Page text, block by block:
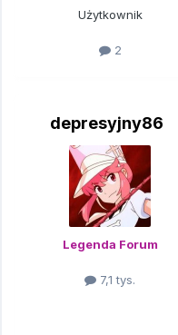
Użytkownik
2
depresyjny86
Legenda Forum
7,1 tys.